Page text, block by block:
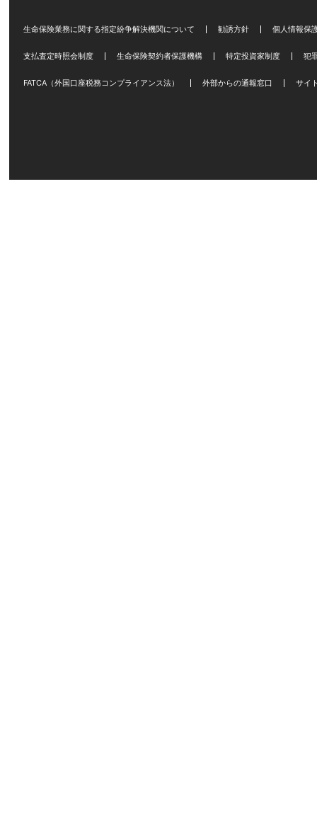
生命保険業務に関する指定紛争解決機関について 勧誘方針 個人情報保
支払査定時照会制度 生命保険契約者保護機構 特定投資家制度 犯
FATCA（外国口座税務コンプライアンス法） 外部からの通報窓口 サイ